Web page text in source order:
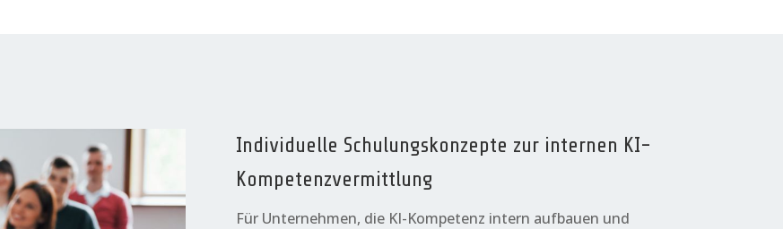
Individuelle Schulungskonzepte zur internen KI-
Kompetenzvermittlung
Für Unternehmen, die KI-Kompetenz intern aufbauen und